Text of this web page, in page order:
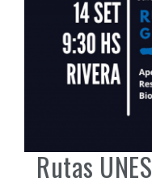
Rutas